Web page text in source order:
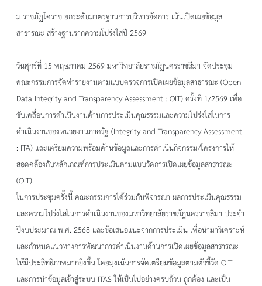
ม.ราชภัฏโคราช ยกระดับมาตรฐานการบริหารจัดการ เน้นเปิดเผยข้อมูล
สาธารณะ สร้างฐานรากความโปร่งใสปี 2569
------------
วันศุกร์ที่ 15 พฤษภาคม 2569 มหาวิทยาลัยราชภัฏนครราชสีมา จัดประชุม
คณะกรรมการจัดทำรายงานตามแบบตรวจการเปิดเผยข้อมูลสาธารณะ (Open
Data Integrity and Transparency Assessment : OIT) ครั้งที่ 1/2569 เพื่อ
ขับเคลื่อนการดำเนินงานด้านการประเมินคุณธรรมและความโปร่งใสในการ
ดำเนินงานของหน่วยงานภาครัฐ (Integrity and Transparency Assessment
: ITA) และเตรียมความพร้อมด้านข้อมูลและการดำเนินกิจกรรม/โครงการให้
สอดคล้องกับหลักเกณฑ์การประเมินตามแบบวัดการเปิดเผยข้อมูลสาธารณะ
(OIT)
ในการประชุมครั้งนี้ คณะกรรมการได้ร่วมกันพิจารณา ผลการประเมินคุณธรรม
และความโปร่งใสในการดำเนินงานของมหาวิทยาลัยราชภัฏนครราชสีมา ประจำ
ปีงบประมาณ พ.ศ. 2568 และข้อเสนอแนะจากการประเมิน เพื่อนำมาวิเคราะห์
และกำหนดแนวทางการพัฒนาการดำเนินงานด้านการเปิดเผยข้อมูลสาธารณะ
ให้มีประสิทธิภาพมากยิ่งขึ้น โดยมุ่งเน้นการจัดเตรียมข้อมูลตามตัวชี้วัด OIT
และการนำข้อมูลเข้าสู่ระบบ ITAS ให้เป็นไปอย่างครบถ้วน ถูกต้อง และเป็น